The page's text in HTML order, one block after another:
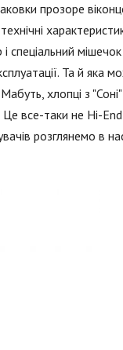
прозоре
спеціальний
Та й яка
хлопці з
Це все-таки не Hi-
розглянемо в